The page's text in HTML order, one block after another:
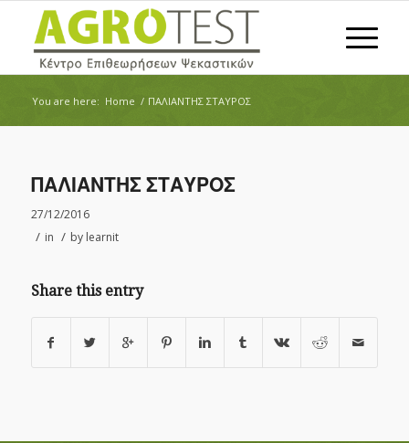
You are here: Home / ΠΑΛΙΑΝΤΗΣ ΣΤΑΥΡΟΣ
ΠΑΛΙΑΝΤΗΣ ΣΤΑΥΡΟΣ
27/12/2016
/ in / by learnit
Share this entry